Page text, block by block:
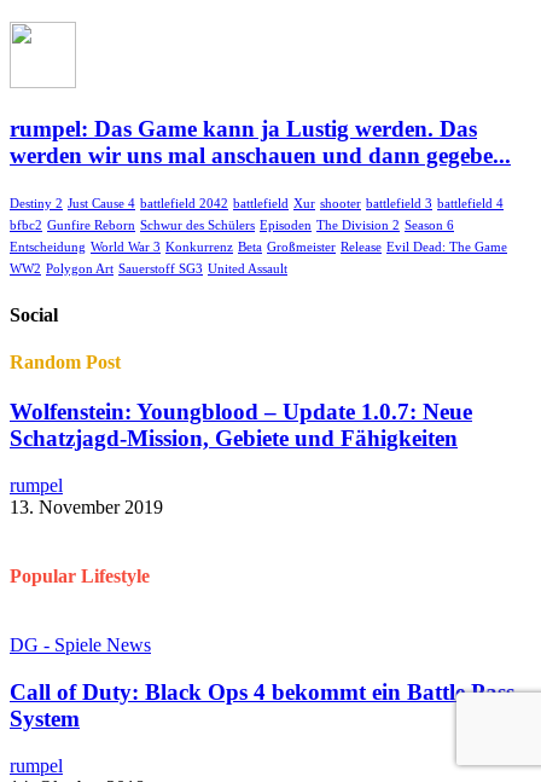
rumpel: Das Game kann ja Lustig werden. Das
werden wir uns mal anschauen und dann gegebe...
Destiny 2 Just Cause 4 battlefield 2042 battlefield Xur shooter battlefield 3 battlefield 4
bfbc2 Gunfire Reborn Schwur des Schülers Episoden The Division 2 Season 6
Entscheidung World War 3 Konkurrenz Beta Großmeister Release Evil Dead: The Game
WW2 Polygon Art Sauerstoff SG3 United Assault
Social
Random Post
Wolfenstein: Youngblood – Update 1.0.7: Neue
Schatzjagd-Mission, Gebiete und Fähigkeiten
rumpel
13. November 2019
Popular Lifestyle
DG - Spiele News
Call of Duty: Black Ops 4 bekommt ein Battle Pass-
System
rumpel